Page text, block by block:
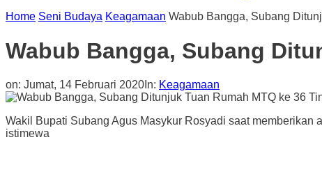
Home Seni Budaya Keagamaan Wabub Bangga, Subang
Wabub Bangga, Subang
on: Jumat, 14 Februari 2020 In: Keagamaan
Wakil Bupati Subang Agus Masykur Rosyadi saat memberikan
istimewa